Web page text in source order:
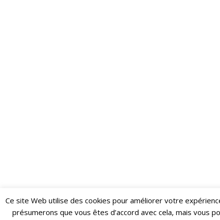
Restez informé·e des dernières actualités du Poing !
Ce site Web utilise des cookies pour améliorer votre
présumerons que vous êtes d’accord avec cela, mais vous